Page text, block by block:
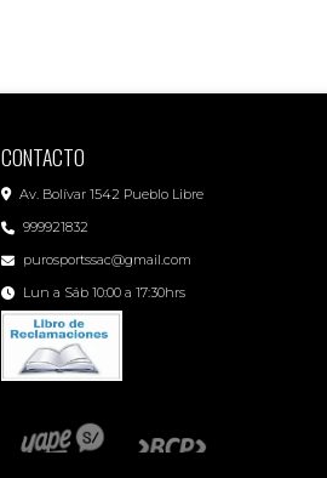
CONTACTO
Av. Bolívar 1542 Pueblo Libre
999921832
purosportssac@gmail.com
Lun a Sáb 10:00 a 17:30hrs